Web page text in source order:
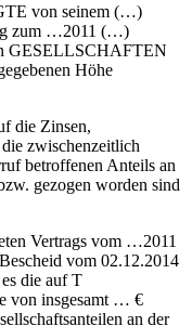
von seinem (…)
zum …2011 (…)
GESELLSCHAFTEN
Höhe
die Zinsen,
zwischenzeitlich
betroffenen Anteils an
gezogen worden sind
Vertrags vom …2011
vom 02.12.2014
die auf T
von insgesamt … €
an der